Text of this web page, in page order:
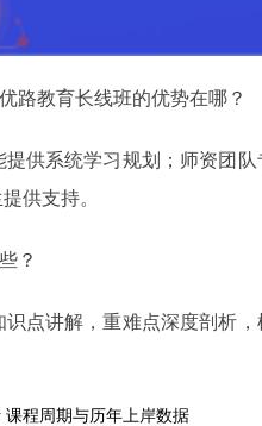
路教育长线班的优势在哪？
供系统学习规划；师资团
供支持。
？
点讲解，重难点深度剖析
课程周期与历年上岸数据